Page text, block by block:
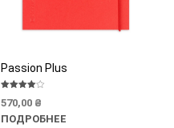
Passion Plus
4.00
570,00 ₴
ПОДРОБНЕЕ